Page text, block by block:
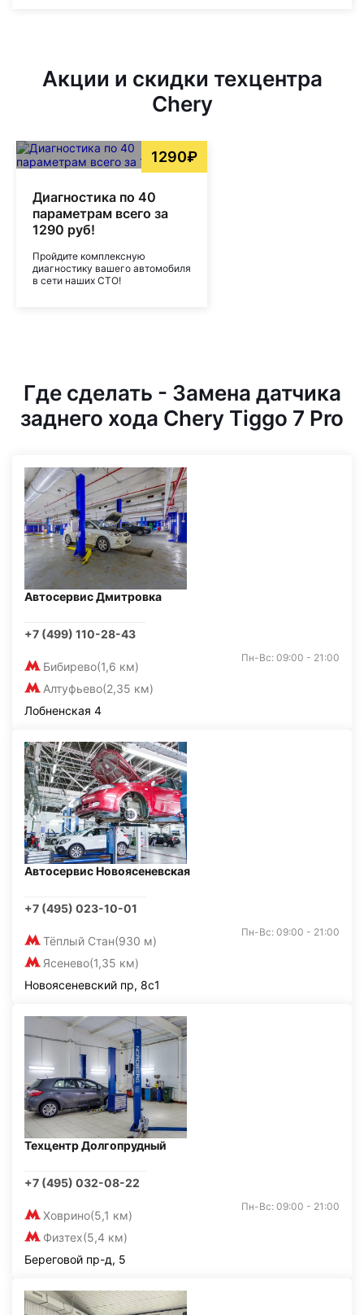
Акции и скидки техцентра
Chery
1290₽
Диагностика по 40
параметрам всего за
1290 руб!
Пройдите комплексную
диагностику вашего автомобиля
в сети наших СТО!
Где сделать - Замена датчика
заднего хода Chery Tiggo 7 Pro
Автосервис Дмитровка
+7 (499) 110-28-43
Бибирево(1,6 км)
Алтуфьево(2,35 км)
Пн-Вс: 09:00 - 21:00
Лобненская 4
Автосервис Новоясеневская
+7 (495) 023-10-01
Тёплый Стан(930 м)
Ясенево(1,35 км)
Пн-Вс: 09:00 - 21:00
Новоясеневский пр, 8с1
Техцентр Долгопрудный
+7 (495) 032-08-22
Ховрино(5,1 км)
Физтех(5,4 км)
Пн-Вс: 09:00 - 21:00
Береговой пр-д, 5